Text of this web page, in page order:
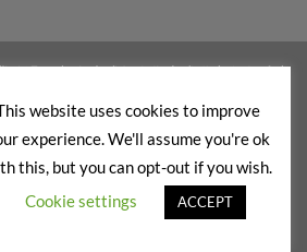
務過程中,向未成年人售賣或供應令人醺醉
intoxicating liquor must not be sold
minor in the course of business.”
2026 ©
website uses cookies to improve
experience. We'll assume you're ok
this, but you can opt-out if you wish.
Cookie settings
ACCEPT